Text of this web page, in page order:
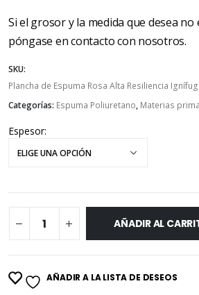
Si el grosor y la medida que desea
póngase en contacto con nosotros.
SKU:
Plancha de Espuma Rosa Alta Resiliencia
Categorías: Espuma Poliuretano, Materias
Espesor
AÑADIR AL
AÑADIR A LA LISTA DE DESEOS